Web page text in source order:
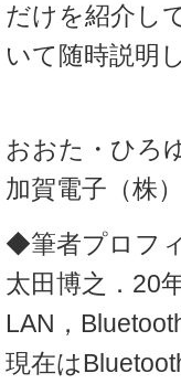
だけを紹介し
いて随時説明
おおた・ひろ
加賀電子（株）
◆筆者プロフ
太田博之．20
LAN，
現在は